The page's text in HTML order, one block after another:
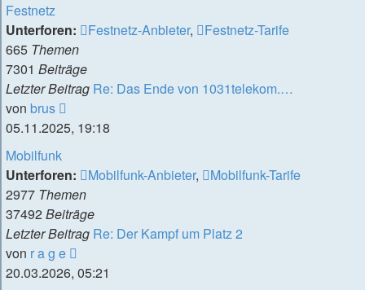
Festnetz
Unterforen:
Festnetz-Anbieter,
Festnetz-Tarife
665 Themen
7301 Beiträge
Letzter Beitrag Re: Das Ende von 1031telekom.…
von brus
Beitrag
05.11.2025, 19:18
Mobilfunk
Unterforen:
Mobilfunk-Anbieter,
Mobilfunk-Tarife
2977 Themen
37492 Beiträge
Letzter Beitrag Re: Der Kampf um Platz 2
von r a g e
Beitrag
20.03.2026, 05:21